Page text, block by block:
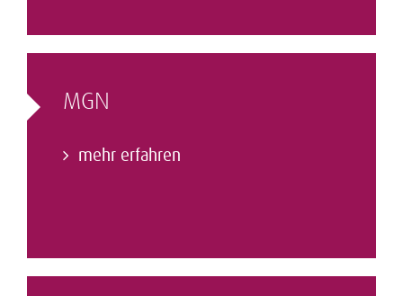
MGN
mehr erfahren